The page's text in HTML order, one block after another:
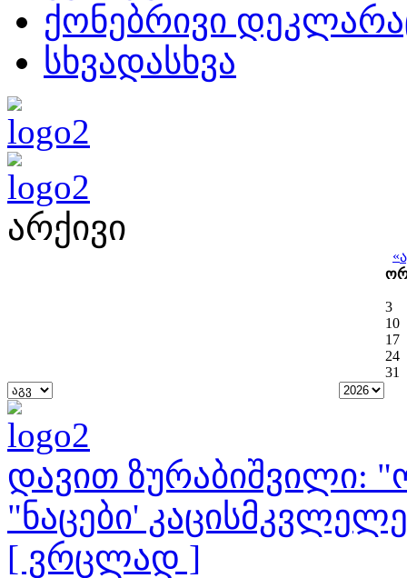
ქონებრივი
სხვადასხვა
არქივი
«
3
10
17
24
31
დავით ზურაბიშვილი:
"ნაცები'
[ ვრცლად ]